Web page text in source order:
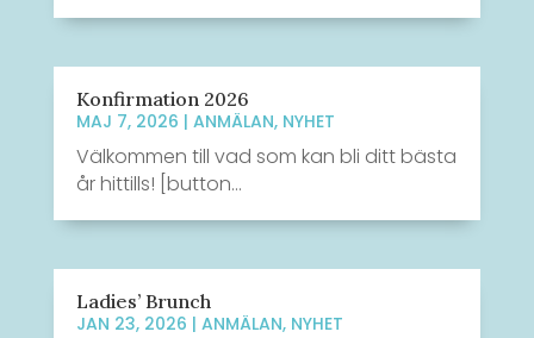
Konfirmation 2026
MAJ 7, 2026 | ANMÄLAN, NYHET
Välkommen till vad som kan bli ditt bästa
år hittills! [button...
Ladies’ Brunch
JAN 23, 2026 | ANMÄLAN, NYHET